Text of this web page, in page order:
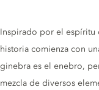
Gin description
Inspirado por el espíritu
historia comienza con
ginebra es el enebro,
mezcla de diversos